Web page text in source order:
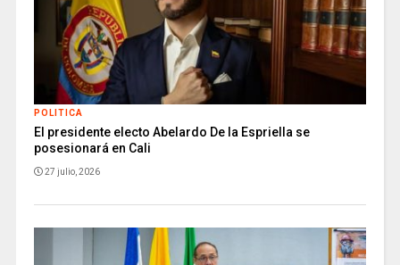
POLITICA
El presidente electo Abelardo De la Espriella se
posesionará en Cali
27 julio, 2026